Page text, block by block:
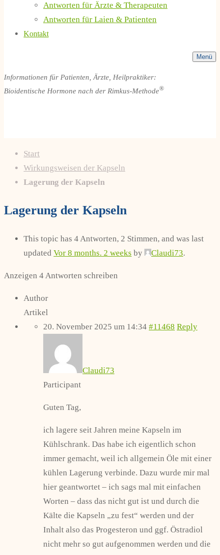
Antworten für Ärzte & Therapeuten
Antworten für Laien & Patienten
Kontakt
Menü
Informationen für Patienten, Ärzte, Heilpraktiker:
Bioidentische Hormone nach der Rimkus-Methode®
Start
Wirkungsweisen der Kapseln
Lagerung der Kapseln
Lagerung der Kapseln
This topic has 4 Antworten, 2 Stimmen, and was last
updated Vor 8 months. 2 weeks by Claudi73.
Anzeigen 4 Antworten schreiben
Author
Artikel
20. November 2025 um 14:34 #11468 Reply
Claudi73
Participant
Guten Tag,
ich lagere seit Jahren meine Kapseln im
Kühlschrank. Das habe ich eigentlich schon
immer gemacht, weil ich allgemein Öle mit einer
kühlen Lagerung verbinde. Dazu wurde mir mal
hier geantwortet – ich sags mal mit einfachen
Worten – dass das nicht gut ist und durch die
Kälte die Kapseln „zu fest“ werden und der
Inhalt also das Progesteron und ggf. Östradiol
nicht mehr so gut aufgenommen werden und die